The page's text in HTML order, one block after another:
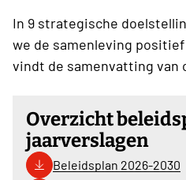
In 9 strategische
we de samenleving
vindt de samenvatting van
Overzicht
jaarverslagen
Beleidsplan 2026-2030